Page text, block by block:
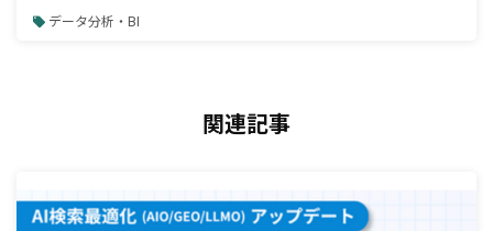
データ分析・BI
関連記事